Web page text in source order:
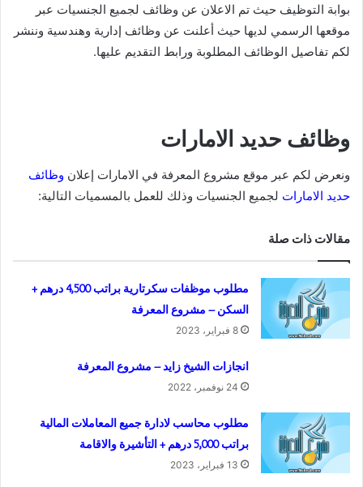
بوابة التوظيف حيث تم الاعلان عن وظائف لجميع الجنسيات عبر
موقعها الرسمي لديها حيث أعلنت عن وظائف إدارية وهندسية وننشر
لكم تفاصيل الوظائف المطلوبة ورابط التقديم عليها.
وظائف حديد الامارات
ونعرض لكم عبر موقع مشروع المعرفة في الامارات إعلان وظائف
حديد الامارات لجميع الجنسيات وذلك للعمل بالمسميات التالية:
مقالات ذات صلة
مطلوب موظفات سكرتارية براتب 4,500 درهم +
السكن – مشروع المعرفة
8 فبراير، 2023
انجازات الشيخ زايد – مشروع المعرفة
24 نوفمبر، 2022
مطلوب محاسب لادارة جميع المعاملات المالية
براتب 5,000 درهم + التأشيرة والاقامة
13 فبراير، 2023